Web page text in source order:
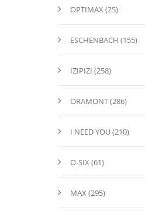
OPTIMAX (25)
ESCHENBACH (155)
IZIPIZI (258)
ORAMONT (286)
I NEED YOU (210)
O-SIX (61)
MAX (295)